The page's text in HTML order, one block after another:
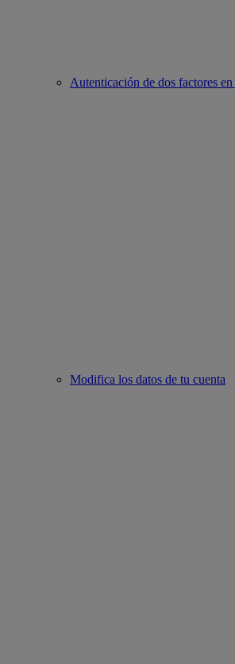
Autenticación de dos factores
Modifica los datos de tu cuenta